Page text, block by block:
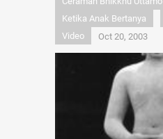
Ketika Anak Bertanya
Video
Oct 20, 2003